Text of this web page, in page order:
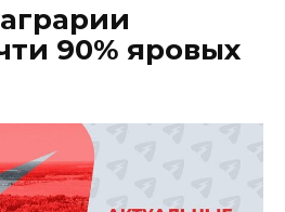
90% яровых